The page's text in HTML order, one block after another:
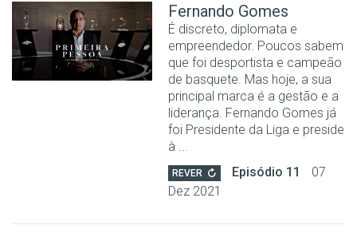
Fernando Gomes
É discreto, diplomata e
empreendedor. Poucos sabem
que foi desportista e campeão
de basquete. Mas hoje, a sua
principal marca é a gestão e a
liderança. Fernando Gomes já
foi Presidente da Liga e preside
à ...
REVER Episódio 11
07
Dez 2021